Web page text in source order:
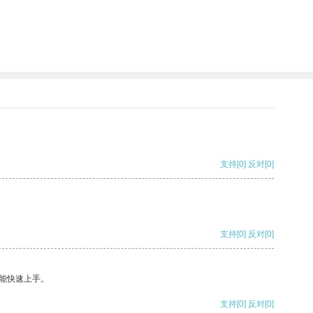
支持[0] 反对[0]
支持[0] 反对[0]
快速上手。
支持[0] 反对[0]